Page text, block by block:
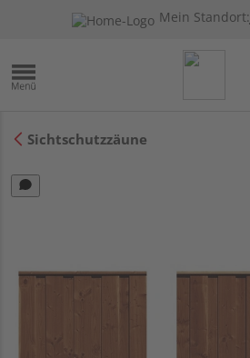
Mein Standort:
Sichtschutzzäune